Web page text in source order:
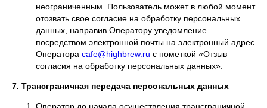
неограниченным. Пользователь может в любой момент
отозвать свое согласие на обработку персональных
данных, направив Оператору уведомление
посредством электронной почты на электронный адрес
Оператора cafe@highbrew.ru с пометкой «Отзыв
согласия на обработку персональных данных».
7. Трансграничная передача персональных данных